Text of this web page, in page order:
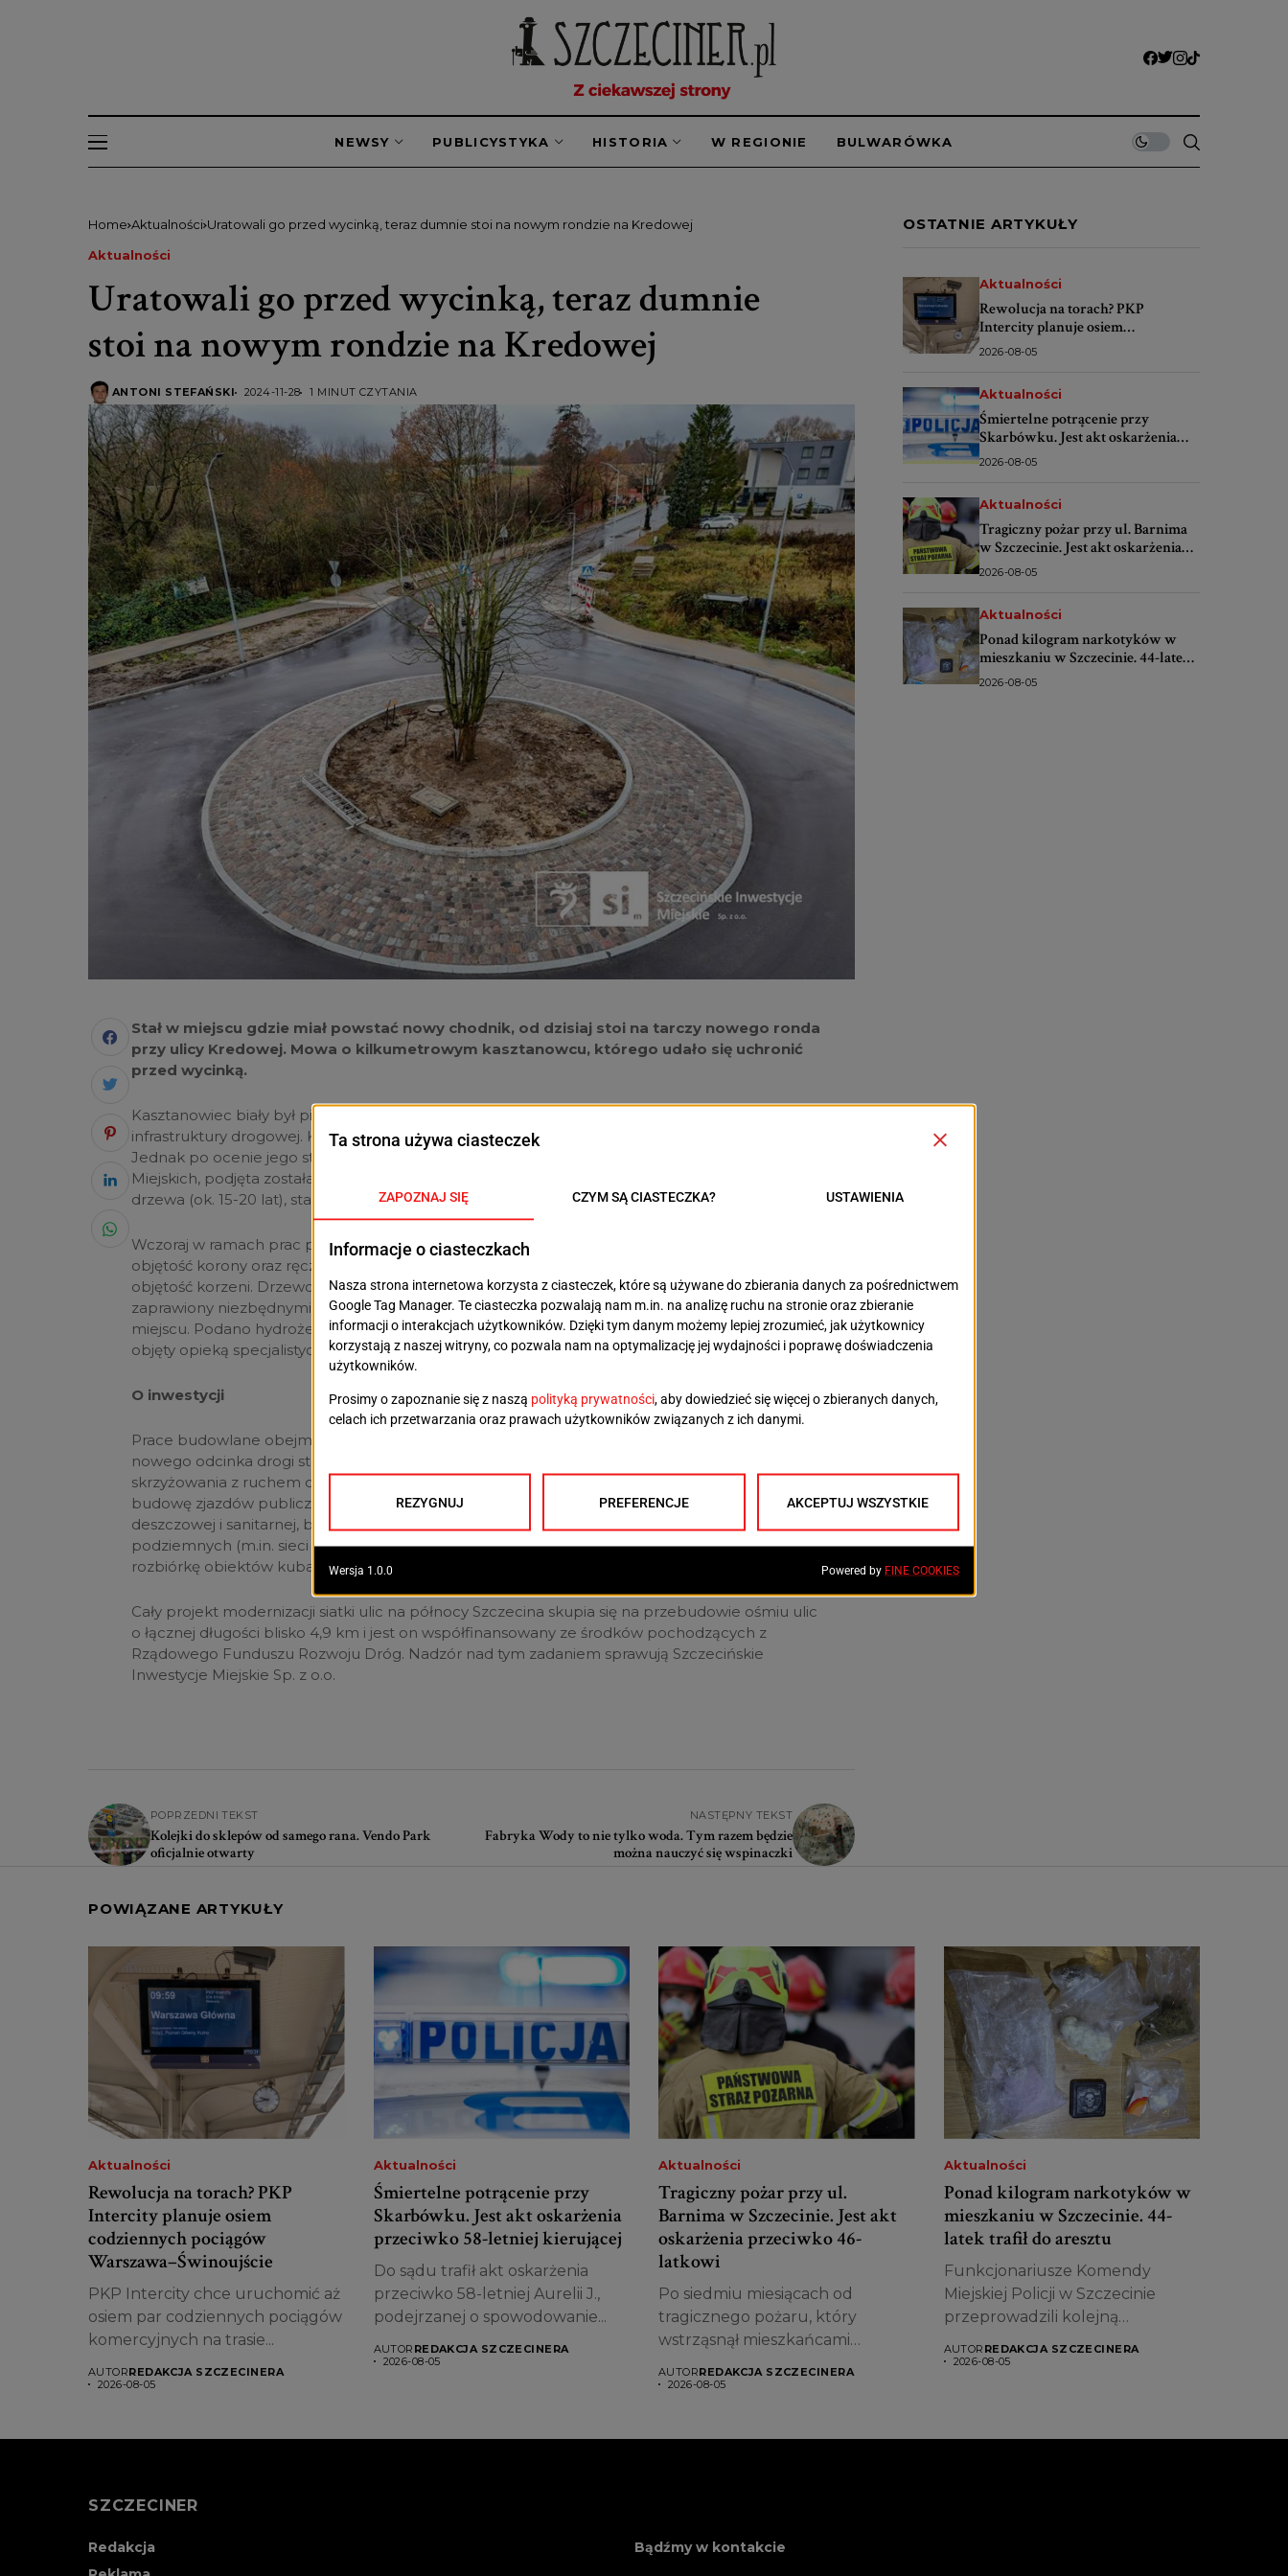
NEWSY PUBLICYSTYKA HISTORIA W REGIONIE BULWARÓWKA
Home Aktualności Uratowali go przed wycinką, teraz dumnie stoi na nowym rondzie na Kredowej
Aktualności
Uratowali go przed wycinką, teraz dumnie
stoi na nowym rondzie na Kredowej
ANTONI STEFAŃSKI 2024-11-28 1 MINUT CZYTANIA
Stał w miejscu gdzie miał powstać nowy chodnik, od dzisiaj stoi na tarczy nowego ronda
przy ulicy Kredowej. Mowa o kilkumetrowym kasztanowcu, którego udało się uchronić
przed wycinką.
Kasztanowiec biały był pierwotnie przewidziany do usunięcia ze względu na kolizję z budową
infrastruktury drogowej. Kolidował z zaprojektowanym na ulicy Ostoi-Zagórskiego chodnikiem.
Jednak po ocenie jego stanu zdrowia ze strony inspektorów nadzoru Szczecińskich Inwestycji
Miejskich, podjęta została decyzja o przesadzeniu drzewa. Zaważyły takie kwestie jak wiek
drzewa (ok. 15-20 lat), stan zdrowotny oraz wartości przyrodnicze i estetyczne.
Wczoraj w ramach prac przygotowawczych wykonano cięcia pielęgnacyjne zmniejszające
objętość korony oraz ręcznie przygotowano bryłę korzeniową, zachowując jak największą
objętość korzeni. Drzewo zostało przesadzone dzisiaj do przygotowanego dołu, który został
zaprawiony niezbędnymi składnikami wspomagającymi jego przyjęcie i wzrost w nowym
miejscu. Podano hydrożel, szczepionki mikoryzowe i jesienne nawozy. Kasztanowiec będzie
objęty opieką specjalistyczną w pierwszym okresie po przesadzeniu.
O inwestycji
Prace budowlane obejmują przebudowę ulic Kredowej, Urlopowej, Ostoi Zagórskiego, budowę
nowego odcinka drogi stanowiącego przedłużenie ulicy Czesława Miłosza, budowę
skrzyżowania z ruchem okrężnym, budowę chodników i miejsc postojowych, przebudowę i
budowę zjazdów publicznych i indywidualnych, budowę i przebudowę sieci kanalizacji
deszczowej i sanitarnej, budowę oświetlenia ulicznego, przebudowę kolizyjnych sieci
podziemnych (m.in. sieci elektroenergetyczne, gazowe, wodociągowe, teletechniczne),
rozbiórkę obiektów kubaturowych, zagospodarowanie zieleni.
Cały projekt modernizacji siatki ulic na północy Szczecina skupia się na przebudowie ośmiu ulic
o łącznej długości blisko 4,9 km i jest on współfinansowany ze środków pochodzących z
Rządowego Funduszu Rozwoju Dróg. Nadzór nad tym zadaniem sprawują Szczecińskie
Inwestycje Miejskie Sp. z o.o.
POPRZEDNI TEKST
Kolejki do sklepów od samego rana. Vendo Park
oficjalnie otwarty
NASTĘPNY TEKST
Fabryka Wody to nie tylko woda. Tym razem będzie
można nauczyć się wspinaczki
OSTATNIE ARTYKUŁY
Aktualności
Rewolucja na torach? PKP
Intercity planuje osiem
codziennych pociągów Warszawa–
2026-08-05
Aktualności
Śmiertelne potrącenie przy
Skarbówku. Jest akt oskarżenia
przeciwko 58-letniej kierującej
2026-08-05
Aktualności
Tragiczny pożar przy ul. Barnima
w Szczecinie. Jest akt oskarżenia
przeciwko 46-latkowi
2026-08-05
Aktualności
Ponad kilogram narkotyków w
mieszkaniu w Szczecinie. 44-latek
trafił do aresztu
2026-08-05
POWIĄZANE ARTYKUŁY
Aktualności
Rewolucja na torach? PKP
Intercity planuje osiem
codziennych pociągów
Warszawa–Świnoujście
PKP Intercity chce uruchomić aż
osiem par codziennych pociągów
komercyjnych na trasie...
AUTORREDAKCJA SZCZECINERA
2026-08-05
Aktualności
Śmiertelne potrącenie przy
Skarbówku. Jest akt oskarżenia
przeciwko 58-letniej kierującej
Do sądu trafił akt oskarżenia
przeciwko 58-letniej Aurelii J.,
podejrzanej o spowodowanie...
AUTOR REDAKCJA SZCZECINERA
2026-08-05
Aktualności
Tragiczny pożar przy ul.
Barnima w Szczecinie. Jest akt
oskarżenia przeciwko 46-
latkowi
Po siedmiu miesiącach od
tragicznego pożaru, który
wstrząsnął mieszkańcami
AUTORREDAKCJA SZCZECINERA
2026-08-05
Aktualności
Ponad kilogram narkotyków w
mieszkaniu w Szczecinie. 44-
latek trafił do aresztu
Funkcjonariusze Komendy
Miejskiej Policji w Szczecinie
przeprowadzili kolejną
AUTOR REDAKCJA SZCZECINERA
2026-08-05
SZCZECINER
Redakcja
Bądźmy w kontakcie